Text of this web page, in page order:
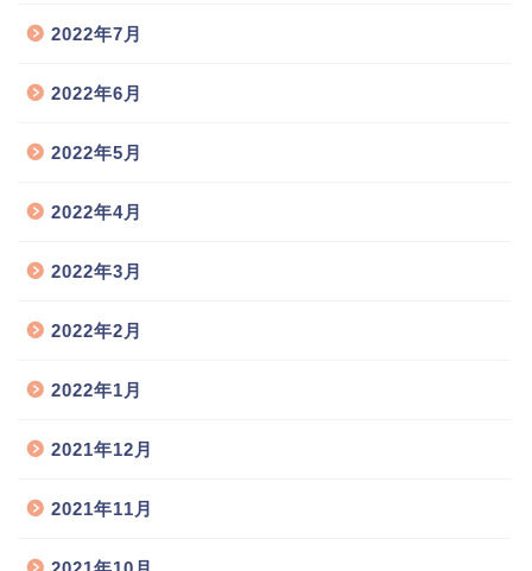
2022年7月
2022年6月
2022年5月
2022年4月
2022年3月
2022年2月
2022年1月
2021年12月
2021年11月